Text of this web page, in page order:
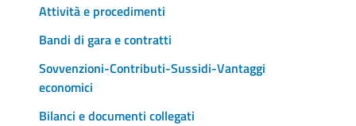
Attività e procedimenti
Bandi di gara e contratti
Sovvenzioni-Contributi-Sussidi-Vantaggi
economici
Bilanci e documenti collegati